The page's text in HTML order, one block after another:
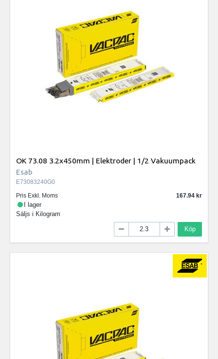
OK 73.08 3.2x450mm | Elektroder | 1/2 Vakuumpack
Esab
E73083240G0
Pris Exkl. Moms
167.94
I lager
Säljs i Kilogram
Köp